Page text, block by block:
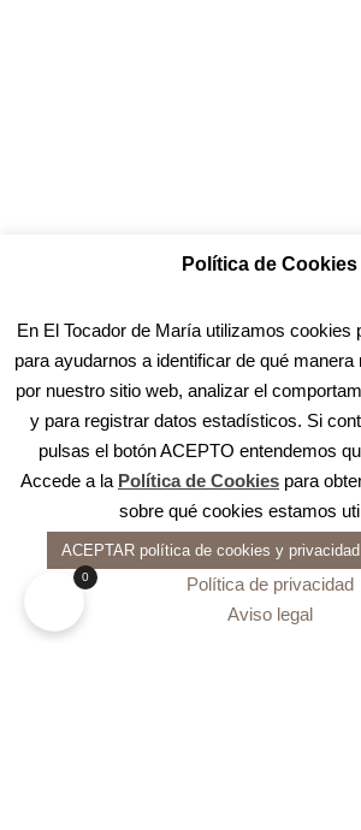
Política de Cookies
En El Tocador de María utilizamos cookies
para ayudarnos a identificar de qué
por nuestro sitio web, analizar el
y para registrar datos estadísticos. Si
pulsas el botón ACEPTO entendemos
Accede a la Política de Cookies para
sobre qué cookies estamos
ACEPTAR política de cookies y privacidad
Política de privacidad
Aviso legal
0